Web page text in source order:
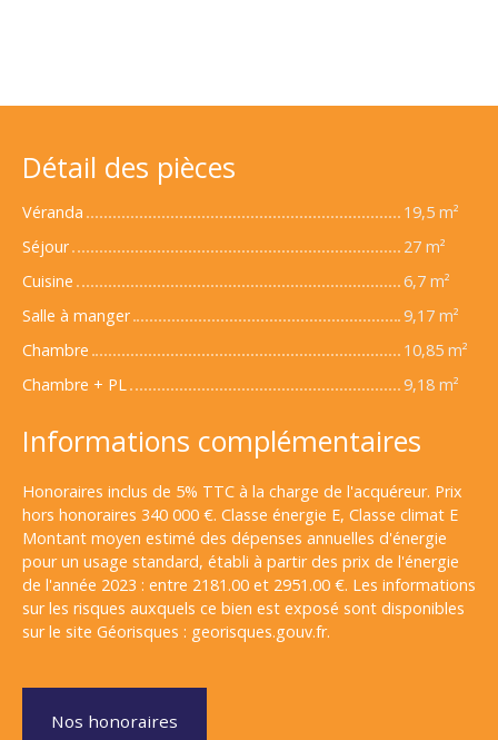
Détail des pièces
Véranda
19,5 m²
Séjour
27 m²
Cuisine
6,7 m²
Salle à manger
9,17 m²
Chambre
10,85 m²
Chambre + PL
9,18 m²
Informations complémentaires
Honoraires inclus de 5% TTC à la charge de l'acquéreur. Prix
hors honoraires 340 000 €. Classe énergie E, Classe climat E
Montant moyen estimé des dépenses annuelles d'énergie
pour un usage standard, établi à partir des prix de l'énergie
de l'année 2023 : entre 2181.00 et 2951.00 €. Les informations
sur les risques auxquels ce bien est exposé sont disponibles
sur le site Géorisques : georisques.gouv.fr.
Nos honoraires